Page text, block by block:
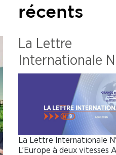
récents
La Lettre
Internationale
La Lettre Internationale
L’Europe à deux vitesses